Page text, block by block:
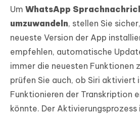
Um WhatsApp
umzuwandeln, stellen Sie
neueste Version der App
empfehlen, automatische
immer die neuesten Funktionen
prüfen Sie auch, ob Siri aktiviert
Funktionieren der Transkription
könnte. Der